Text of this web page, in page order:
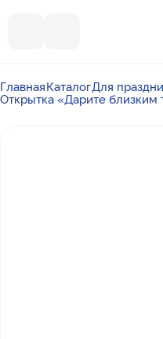
ГлавнаяКаталогДля
Открытка «Дарите близким